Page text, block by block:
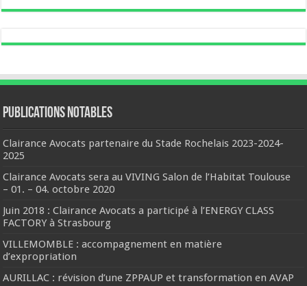
Publications notables
Clairance Avocats partenaire du Stade Rochelais 2023-2024-
2025
Clairance Avocats sera au VIVING Salon de l’Habitat Toulouse
– 01. – 04. octobre 2020
Juin 2018 : Clairance Avocats a participé à l’ENERGY CLASS
FACTORY à Strasbourg
VILLEMOMBLE : accompagnement en matière
d’expropriation
AURILLAC : révision d’une ZPPAUP et transformation en AVAP